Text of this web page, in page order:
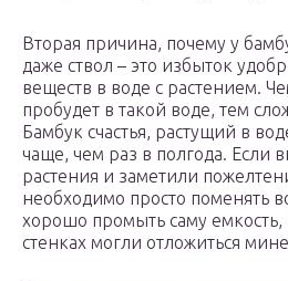
Вторая причина, почему у
даже ствол – это избыток
веществ в воде с растением.
пробудет в такой воде, тем
Бамбук счастья, растущий в
чаще, чем раз в полгода. Если
растения и заметили
необходимо просто поменять
хорошо промыть саму емкость,
стенках могли отложиться